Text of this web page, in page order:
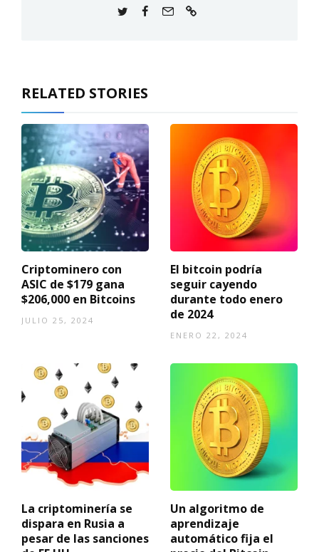
RELATED STORIES
Criptominero con
ASIC de $179 gana
$206,000 en Bitcoins
JULIO 25, 2024
El bitcoin podría
seguir cayendo
durante todo enero
de 2024
ENERO 22, 2024
La criptominería se
dispara en Rusia a
pesar de las sanciones
Un algoritmo de
aprendizaje
automático fija el